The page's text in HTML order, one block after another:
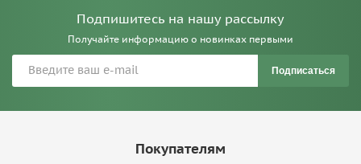
Подпишитесь на нашу рассылку
Получайте информацию о новинках первыми
Подписаться
Покупателям